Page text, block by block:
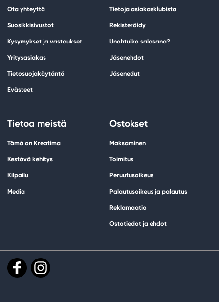
Ota yhteyttä
Suosikkisivustot
Kysymykset ja vastaukset
Yritysasiakas
Tietosuojakäytäntö
Evästeet
Tietoja asiakasklubista
Rekisteröidy
Unohtuiko salasana?
Jäsenehdot
Jäsenedut
Tietoa meistä
Tämä on Kreatima
Kestävä kehitys
Kilpailu
Media
Ostokset
Maksaminen
Toimitus
Peruutusoikeus
Palautusoikeus ja palautus
Reklamaatio
Ostotiedot ja ehdot